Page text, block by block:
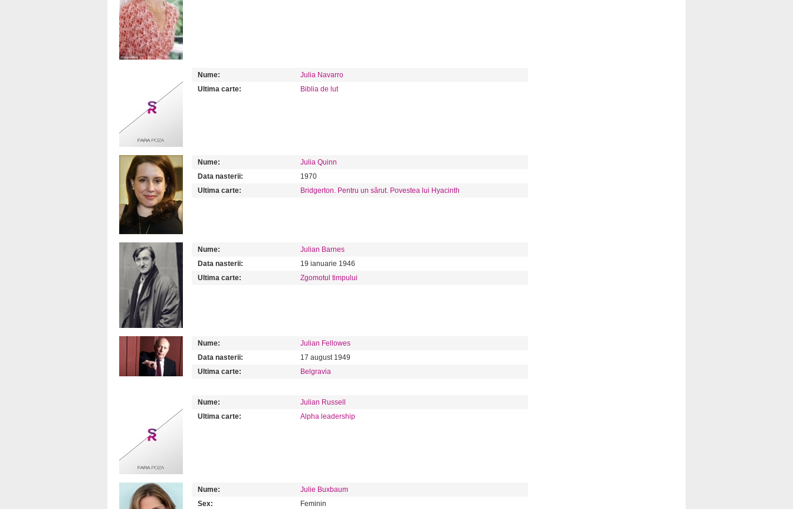
Nume:
Julia Navarro
Ultima carte:
Biblia de lut
Nume:
Julia Quinn
Data nasterii:
1970
Ultima carte:
Bridgerton. Pentru un sărut. Povestea lui Hyacinth
Nume:
Julian Barnes
Data nasterii:
19 ianuarie 1946
Ultima carte:
Zgomotul timpului
Nume:
Julian Fellowes
Data nasterii:
17 august 1949
Ultima carte:
Belgravia
Nume:
Julian Russell
Ultima carte:
Alpha leadership
Nume:
Julie Buxbaum
Sex:
Feminin